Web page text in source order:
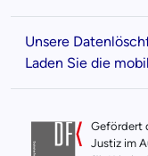
Unsere
Laden Sie die
Gefördert
Justiz im